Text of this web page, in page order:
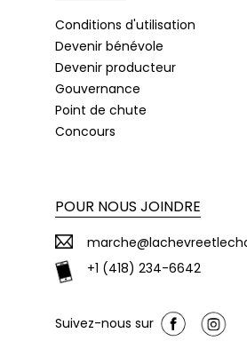
Conditions d'utilisation
Devenir bénévole
Devenir producteur
Gouvernance
Point de chute
Concours
POUR NOUS JOINDRE
+1 (418) 234-6642
Suivez-nous sur